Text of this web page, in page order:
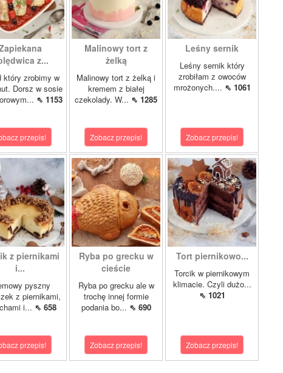
z...
który zrobimy w
Dorsz w sosie
⇖ 1153
przepis!
Malinowy tort z
żelką
Malinowy tort z żelką i
kremem z białej
czekolady. W... ⇖ 1285
Zobacz przepis!
Leśny sernik
Leśny sernik który
zrobiłam z owoców
mrożonych.... ⇖ 1061
Zobacz przepis!
z piernikami
i...
pyszny
z piernikami,
i... ⇖ 658
przepis!
Ryba po grecku w
cieście
Ryba po grecku ale w
trochę innej formie
podania bo... ⇖ 690
Zobacz przepis!
Tort piernikowo...
Torcik w piernikowym
klimacie. Czyli dużo...
⇖ 1021
Zobacz przepis!